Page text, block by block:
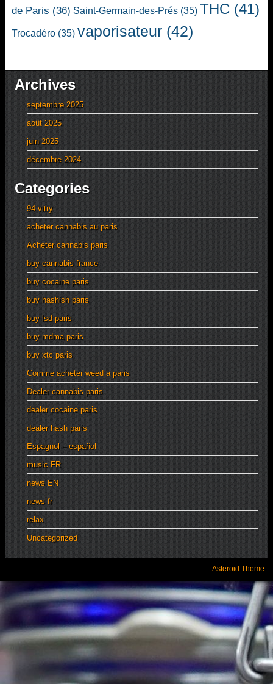
de Paris (36) Saint-Germain-des-Prés (35) THC (41)
Trocadéro (35) vaporisateur (42)
Archives
septembre 2025
août 2025
juin 2025
décembre 2024
Categories
94 vitry
acheter cannabis au paris
Acheter cannabis paris
buy cannabis france
buy cocaine paris
buy hashish paris
buy lsd paris
buy mdma paris
buy xtc paris
Comme acheter weed a paris
Dealer cannabis paris
dealer cocaine paris
dealer hash paris
Espagnol – español
music FR
news EN
news fr
relax
Uncategorized
Asteroid Theme